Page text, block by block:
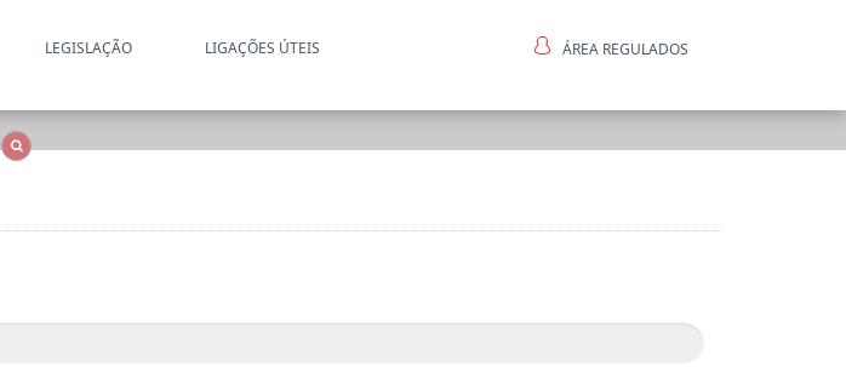
LEGISLAÇÃO LIGAÇÕES ÚTEIS ÁREA REGULADOS